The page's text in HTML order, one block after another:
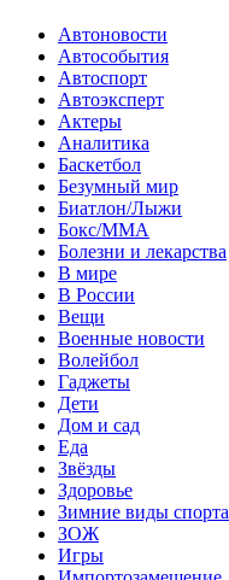
Автоновости
Автособытия
Автоспорт
Автоэксперт
Актеры
Аналитика
Баскетбол
Безумный мир
Биатлон/Лыжи
Бокс/MMA
Болезни и лекарства
В мире
В России
Вещи
Военные новости
Волейбол
Гаджеты
Дети
Дом и сад
Еда
Звёзды
Здоровье
Зимние виды спорта
ЗОЖ
Игры